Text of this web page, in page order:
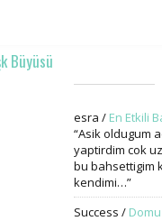
esra / En Etkili
“Asik oldugum
yaptirdim cok
bu bahsettigim
kendimi…”
Success /